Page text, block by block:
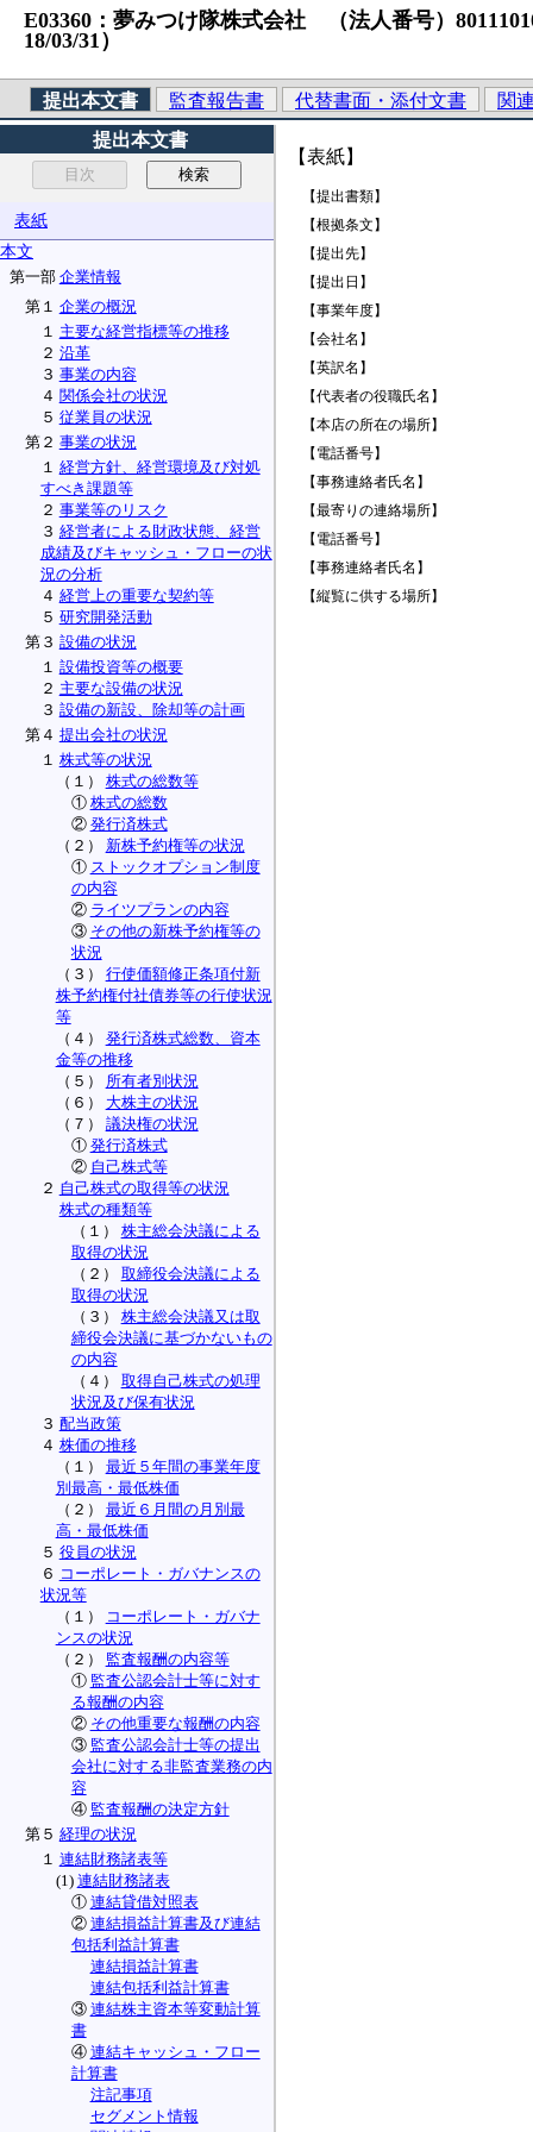
E03360：夢みつけ隊株式会社 （法人番号）
18/03/31）
提出本文書 監査報告書 代替書面・添付文書
関
提出本文書